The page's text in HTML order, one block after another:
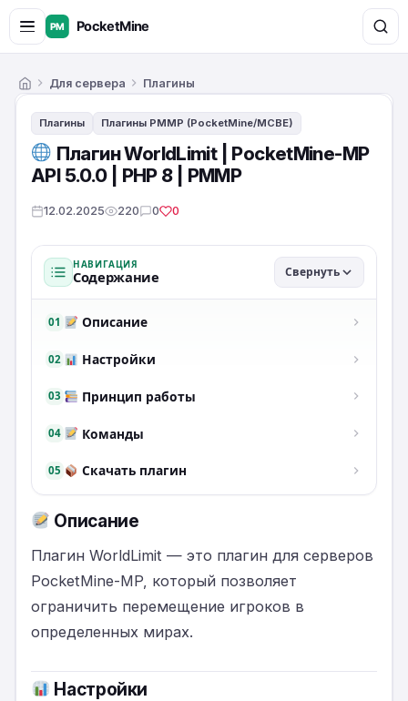
ГлавнаяДля сервера Плагины
Плагины Плагины PMMP (PocketMine/MCBE)
Плагин WorldLimit | PocketMine-MP
API 5.0.0 | PHP 8 | PMMP
12.02.2025 220 0 0
НАВИГАЦИЯ
Содержание Свернуть
01 Описание
02 Настройки
03 Принцип работы
04 Команды
05 Скачать плагин
Описание
Плагин WorldLimit — это плагин для серверов
PocketMine-MP, который позволяет
ограничить перемещение игроков в
определенных мирах.
Настройки